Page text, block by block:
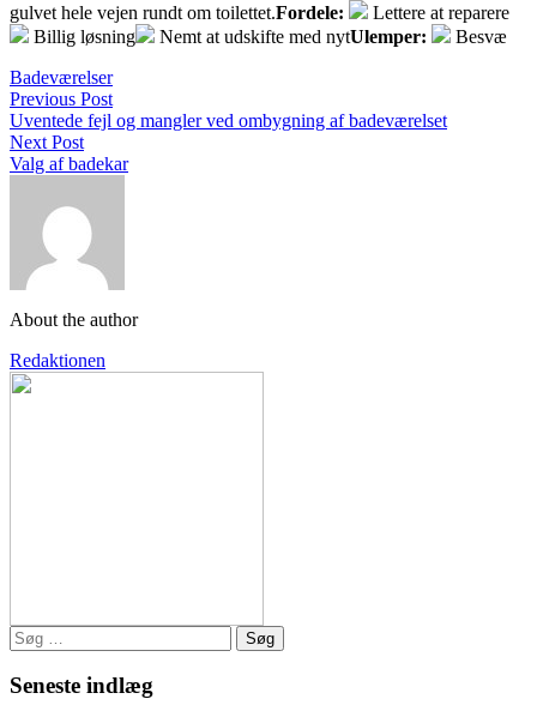
gulvet hele vejen rundt om toilettet.Fordele:
Lettere at reparere
Billig løsning
Nemt at udskifte med nytUlemper:
Besvæ
Badeværelser
Previous Post
Uventede fejl og mangler ved ombygning af badeværelset
Next Post
Valg af badekar
About the author
Redaktionen
Søg
efter:
Seneste indlæg